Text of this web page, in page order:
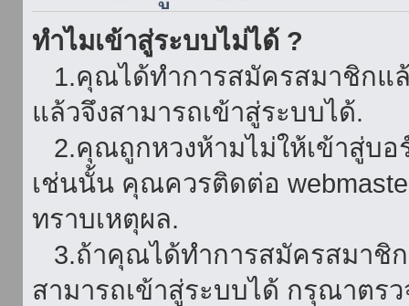
ทำไมเข้าสู่ระบบไม่ได้ ?
1.คุณได้ทำการสมัครสมาชิกแ
แล้วจึงสามารถเข้าสู่ระบบได้.
2.คุณถูกหวงห้ามไม่ให้เข้าสู่บอ
เช่นนั้น คุณควรติดต่อ
ทราบเหตุผล.
3.ถ้าคุณได้ทำการสมัครสมาชิ
สามารถเข้าสู่ระบบได้ กรุณาตร